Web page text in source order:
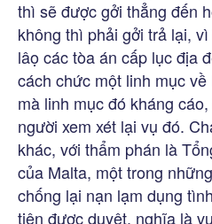
thì sẽ được gởi thẳng đến
không thì phải gởi trả lại,
lâọ các tòa án cấp lục địa
cách chức một linh mục
mà linh mục đó kháng
người xem xét lại vụ đó.
khác, với thẩm phán là
của Malta, một trong
chống lại nạn lạm dụng
tiên được duyệt, nghĩa là